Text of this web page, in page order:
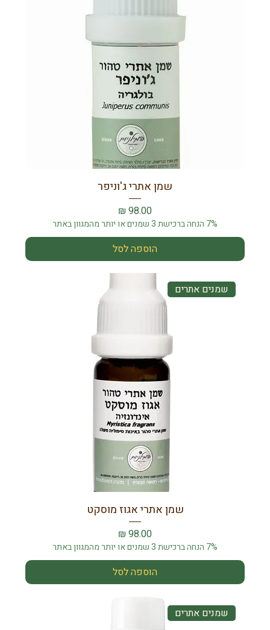
שמן אתרי ג'וניפר
מחיר
7% הנחה ברכישת 3 שמנים או יותר מהמגוון באתר
הוספה לסל
שמנים אתרים
שמן אתרי אגוז מוסקט
מחיר
7% הנחה ברכישת 3 שמנים או יותר מהמגוון באתר
הוספה לסל
שמנים אתרים